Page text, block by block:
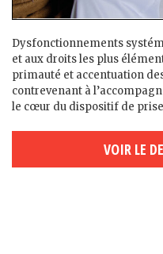
Dysfonctionnements
et aux droits les plus
primauté et accentuation
contrevenant à
le cœur du dispositif de prise
VOIR LE